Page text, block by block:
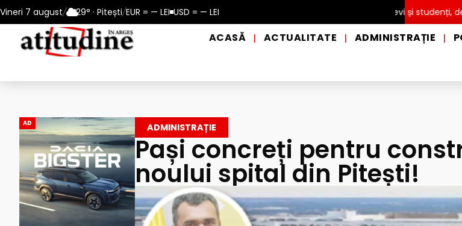
Vineri 7 august/ 29° · Pitești/EUR = — LEI USD = — LEI
de caniculă, în municipiul Pitești! Intrare GRATUITĂ pentru copii, elevi și studenți, de Ziua
ACASĂ | ACTUALITATE | ADMINISTRAȚIE |
AD ADMINISTRAȚIE
Pași concreți pentru
noului spital din Pitești!